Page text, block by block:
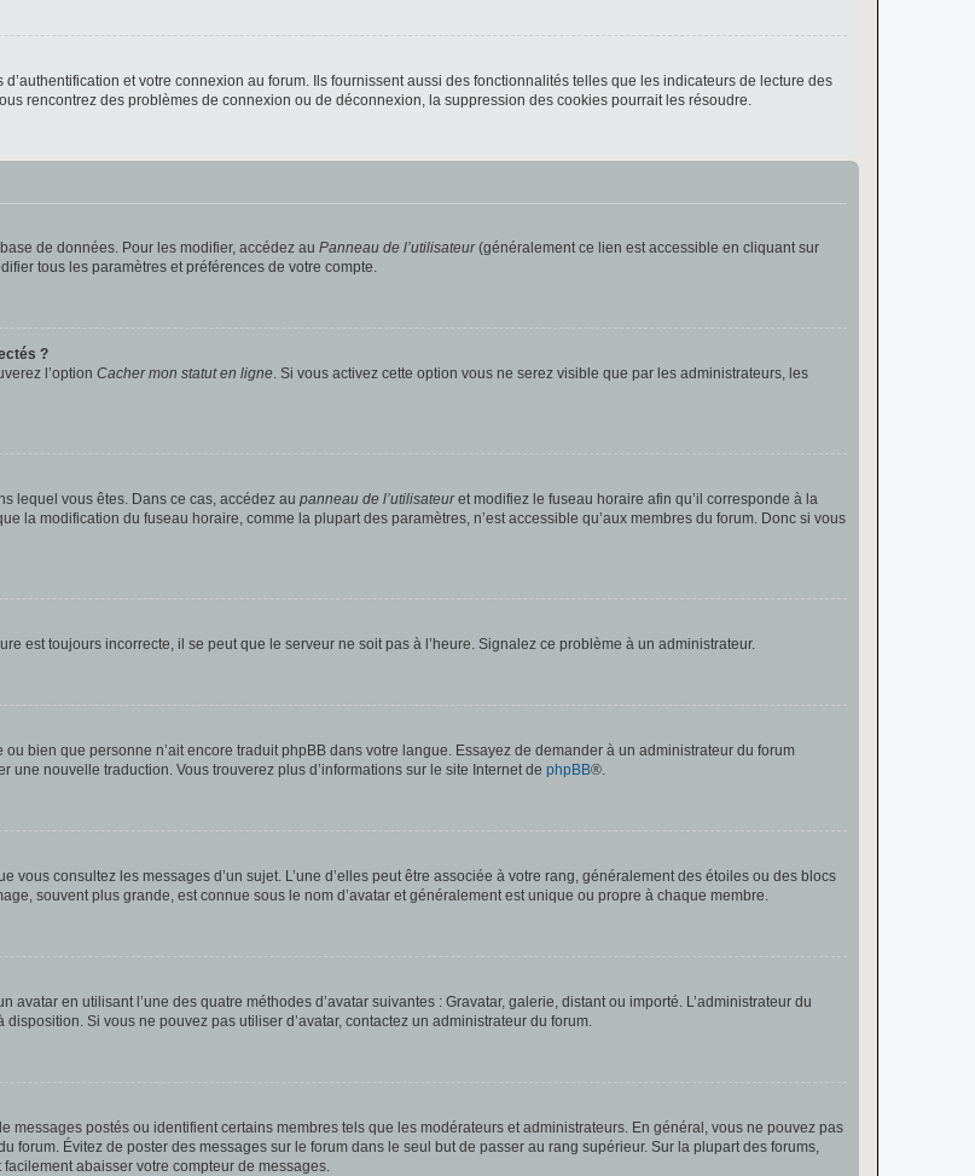
et votre connexion au forum. Ils fournissent aussi des fonctionnalités telles que les indicateurs de lecture des
rencontrez des problèmes de connexion ou de déconnexion, la suppression des cookies pourrait les résoudre.
de données. Pour les modifier, accédez au Panneau de l’utilisateur(généralement ce lien est accessible en cliquant sur
tous les paramètres et préférences de votre compte.
?
l’option Cacher mon statut en ligne . Si vous activez cette option vous ne serez visible que par les administrateurs, les
lequel vous êtes. Dans ce cas, accédez au panneau de l’utilisateuret modifiez le fuseau horaire afin qu’il corresponde à la
la modification du fuseau horaire, comme la plupart des paramètres, n’est accessible qu’aux membres du forum. Donc si vous
est toujours incorrecte, il se peut que le serveur ne soit pas à l’heure. Signalez ce problème à un administrateur.
bien que personne n’ait encore traduit phpBB dans votre langue. Essayez de demander à un administrateur du forum
une nouvelle traduction. Vous trouverez plus d’informations sur le site Internet de phpBB®.
vous consultez les messages d’un sujet. L’une d’elles peut être associée à votre rang, généralement des étoiles ou des blocs
souvent plus grande, est connue sous le nom d’avatar et généralement est unique ou propre à chaque membre.
en utilisant l’une des quatre méthodes d’avatar suivantes : Gravatar, galerie, distant ou importé. L’administrateur du
Si vous ne pouvez pas utiliser d’avatar, contactez un administrateur du forum.
messages postés ou identifient certains membres tels que les modérateurs et administrateurs. En général, vous ne pouvez pas
forum. Évitez de poster des messages sur le forum dans le seul but de passer au rang supérieur. Sur la plupart des forums,
abaisser votre compteur de messages.